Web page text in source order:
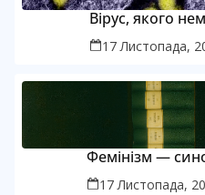
Вірус, якого
17 Листопада,
Фемінізм —
17 Листопада,